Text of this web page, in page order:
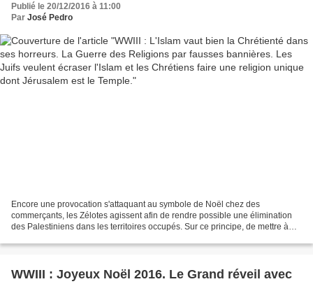
Jérusalem est le Temple.
Publié le 20/12/2016 à 11:00
Par José Pedro
Encore une provocation s'attaquant au symbole de Noël chez des
commerçants, les Zélotes agissent afin de rendre possible une élimination
des Palestiniens dans les territoires occupés. Sur ce principe, de mettre à
WWIII : Joyeux Noël 2016. Le Grand réveil avec